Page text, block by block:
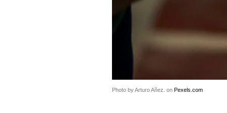
Photo by Arturo Añez. on Pexels.com